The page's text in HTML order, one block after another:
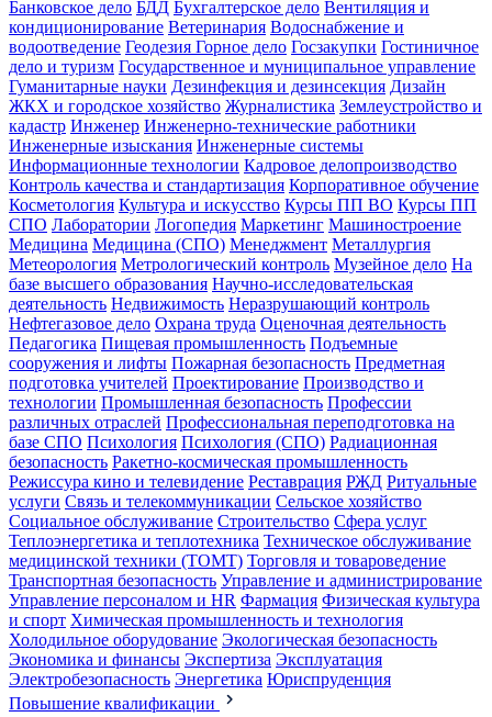
Банковское дело БДД Бухгалтерское дело Вентиляция и
кондиционирование Ветеринария Водоснабжение и
водоотведение Геодезия Горное дело Госзакупки Гостиничное
дело и туризм Государственное и муниципальное управление
Гуманитарные науки Дезинфекция и дезинсекция Дизайн
ЖКХ и городское хозяйство Журналистика Землеустройство и
кадастр Инженер Инженерно-технические работники
Инженерные изыскания Инженерные системы
Информационные технологии Кадровое делопроизводство
Контроль качества и стандартизация Корпоративное обучение
Косметология Культура и искусство Курсы ПП ВО Курсы ПП
СПО Лаборатории Логопедия Маркетинг Машиностроение
Медицина Медицина (СПО) Менеджмент Металлургия
Метеорология Метрологический контроль Музейное дело На
базе высшего образования Научно-исследовательская
деятельность Недвижимость Неразрушающий контроль
Нефтегазовое дело Охрана труда Оценочная деятельность
Педагогика Пищевая промышленность Подъемные
сооружения и лифты Пожарная безопасность Предметная
подготовка учителей Проектирование Производство и
технологии Промышленная безопасность Профессии
различных отраслей Профессиональная переподготовка на
базе СПО Психология Психология (СПО) Радиационная
безопасность Ракетно-космическая промышленность
Режиссура кино и телевидение Реставрация РЖД Ритуальные
услуги Связь и телекоммуникации Сельское хозяйство
Социальное обслуживание Строительство Сфера услуг
Теплоэнергетика и теплотехника Техническое обслуживание
медицинской техники (ТОМТ) Торговля и товароведение
Транспортная безопасность Управление и администрирование
Управление персоналом и HR Фармация Физическая культура
и спорт Химическая промышленность и технология
Холодильное оборудование Экологическая безопасность
Экономика и финансы Экспертиза Эксплуатация
Электробезопасность Энергетика Юриспруденция
Повышение квалификации